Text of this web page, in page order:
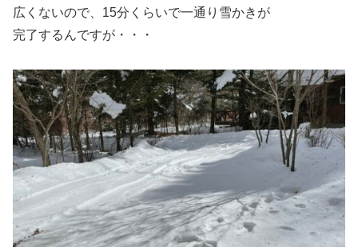
広くないので、15分くらいで一通り雪かきが
完了するんですが・・・